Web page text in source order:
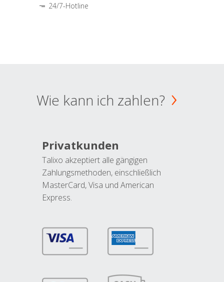
24/7-Hotline
Wie kann ich zahlen?
Privatkunden
Talixo akzeptiert alle gängigen
Zahlungsmethoden, einschließlich
MasterCard, Visa und American
Express.